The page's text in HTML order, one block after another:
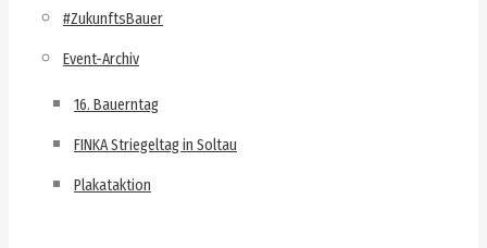
#ZukunftsBauer
Event-Archiv
16. Bauerntag
FINKA Striegeltag in Soltau
Plakataktion